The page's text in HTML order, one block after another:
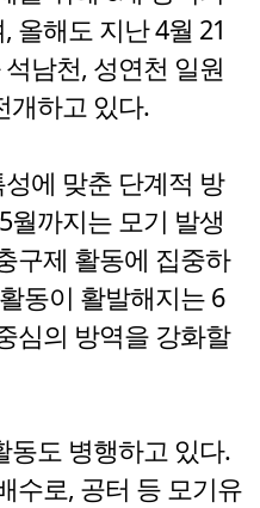
올해도 지난 4월 21
남천, 성연천 일원
개하고 있다.
에 맞춘 단계적 방
월까지는 모기 발생
구제 활동에 집중하
동이 활발해지는 6
심의 방역을 강화할
동도 병행하고 있다.
수로, 공터 등 모기유